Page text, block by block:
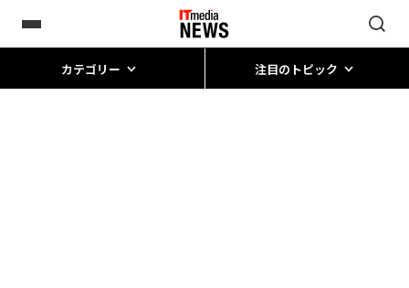
カテゴリー 注目のトピック